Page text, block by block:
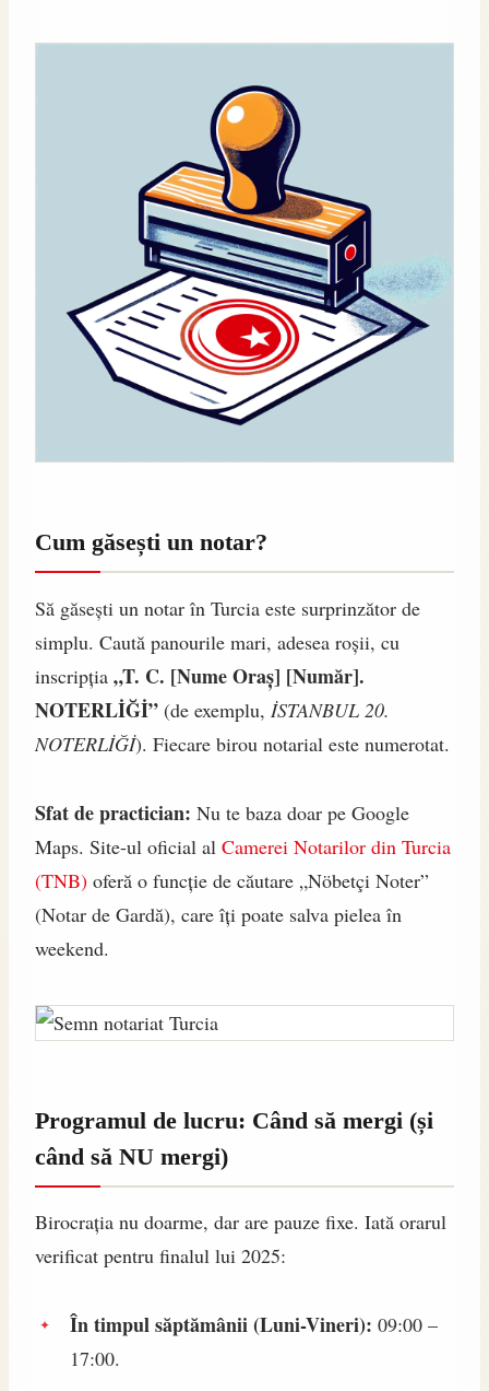
Cum găsești un notar?
Să găsești un notar în Turcia este surprinzător de
simplu. Caută panourile mari, adesea roșii, cu
inscripția „T. C. [Nume Oraș] [Număr].
NOTERLİĞİ” (de exemplu, İSTANBUL 20.
NOTERLİĞİ). Fiecare birou notarial este numerotat.
Sfat de practician: Nu te baza doar pe Google
Maps. Site-ul oficial al Camerei Notarilor din Turcia
(TNB) oferă o funcție de căutare „Nöbetçi Noter”
(Notar de Gardă), care îți poate salva pielea în
weekend.
Programul de lucru: Când să mergi (și
când să NU mergi)
Birocrația nu doarme, dar are pauze fixe. Iată orarul
verificat pentru finalul lui 2025:
În timpul săptămânii (Luni-Vineri): 09:00 –
17:00.